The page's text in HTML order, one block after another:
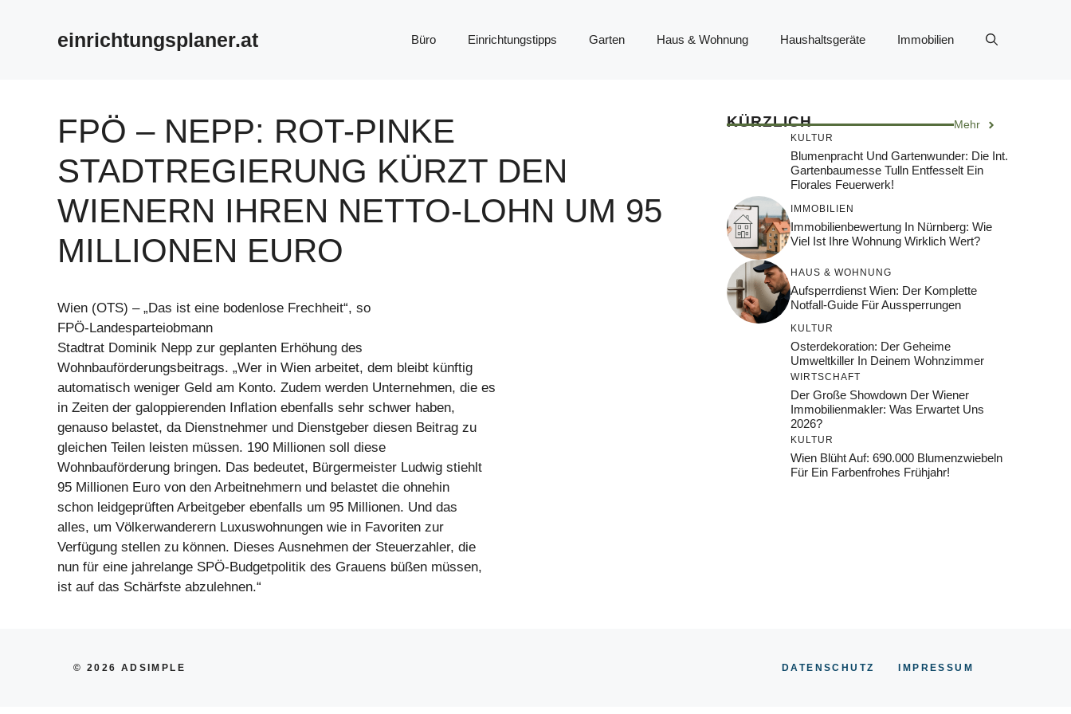
einrichtungsplaner.at Büro Einrichtungstipps Garten Haus & Wohnung Haushaltsgeräte Immobilien
FPÖ – NEPP: ROT-PINKE
STADTREGIERUNG KÜRZT DEN
WIENERN IHREN NETTO-LOHN UM 95
MILLIONEN EURO
Wien (OTS) – „Das ist eine bodenlose Frechheit“, so
FPÖ-Landesparteiobmann
Stadtrat Dominik Nepp zur geplanten Erhöhung des
Wohnbauförderungsbeitrags. „Wer in Wien arbeitet, dem bleibt künftig
automatisch weniger Geld am Konto. Zudem werden Unternehmen, die es
in Zeiten der galoppierenden Inflation ebenfalls sehr schwer haben,
genauso belastet, da Dienstnehmer und Dienstgeber diesen Beitrag zu
gleichen Teilen leisten müssen. 190 Millionen soll diese
Wohnbauförderung bringen. Das bedeutet, Bürgermeister Ludwig stiehlt
95 Millionen Euro von den Arbeitnehmern und belastet die ohnehin
schon leidgeprüften Arbeitgeber ebenfalls um 95 Millionen. Und das
alles, um Völkerwanderern Luxuswohnungen wie in Favoriten zur
Verfügung stellen zu können. Dieses Ausnehmen der Steuerzahler, die
nun für eine jahrelange SPÖ-Budgetpolitik des Grauens büßen müssen,
ist auf das Schärfste abzulehnen.“
KÜRZLICH Mehr
KULTUR
Blumenpracht Und Gartenwunder: Die Int.
Gartenbaumesse Tulln Entfesselt Ein
Florales Feuerwerk!
IMMOBILIEN
Immobilienbewertung In Nürnberg: Wie
Viel Ist Ihre Wohnung Wirklich Wert?
HAUS & WOHNUNG
Aufsperrdienst Wien: Der Komplette
Notfall-Guide Für Aussperrungen
KULTUR
Osterdekoration: Der Geheime
Umweltkiller In Deinem Wohnzimmer
WIRTSCHAFT
Der Große Showdown Der Wiener
Immobilienmakler: Was Erwartet Uns
2026?
KULTUR
Wien Blüht Auf: 690.000 Blumenzwiebeln
Für Ein Farbenfrohes Frühjahr!
© 2026 ADSIMPLE DATENSCHUTZ IMPRESSUM